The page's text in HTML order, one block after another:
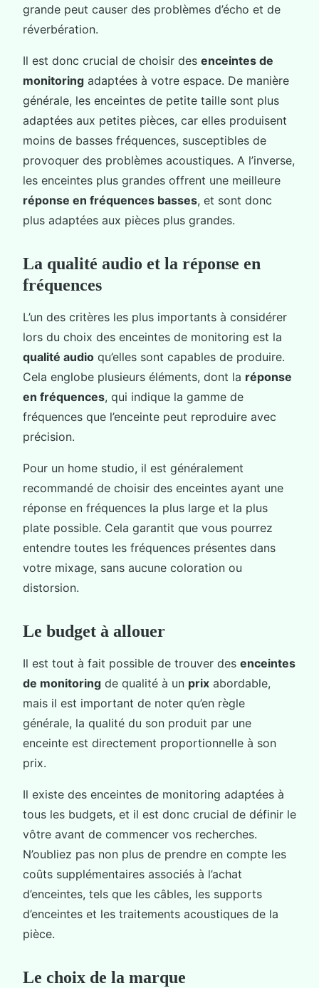
grande peut causer des problèmes d’écho et de
réverbération.
Il est donc crucial de choisir des enceintes de
monitoring adaptées à votre espace. De manière
générale, les enceintes de petite taille sont plus
adaptées aux petites pièces, car elles produisent
moins de basses fréquences, susceptibles de
provoquer des problèmes acoustiques. A l’inverse,
les enceintes plus grandes offrent une meilleure
réponse en fréquences basses, et sont donc
plus adaptées aux pièces plus grandes.
La qualité audio et la réponse en
fréquences
L’un des critères les plus importants à considérer
lors du choix des enceintes de monitoring est la
qualité audio qu’elles sont capables de produire.
Cela englobe plusieurs éléments, dont la réponse
en fréquences, qui indique la gamme de
fréquences que l’enceinte peut reproduire avec
précision.
Pour un home studio, il est généralement
recommandé de choisir des enceintes ayant une
réponse en fréquences la plus large et la plus
plate possible. Cela garantit que vous pourrez
entendre toutes les fréquences présentes dans
votre mixage, sans aucune coloration ou
distorsion.
Le budget à allouer
Il est tout à fait possible de trouver des enceintes
de monitoring de qualité à un prix abordable,
mais il est important de noter qu’en règle
générale, la qualité du son produit par une
enceinte est directement proportionnelle à son
prix.
Il existe des enceintes de monitoring adaptées à
tous les budgets, et il est donc crucial de définir le
vôtre avant de commencer vos recherches.
N’oubliez pas non plus de prendre en compte les
coûts supplémentaires associés à l’achat
d’enceintes, tels que les câbles, les supports
d’enceintes et les traitements acoustiques de la
pièce.
Le choix de la marque